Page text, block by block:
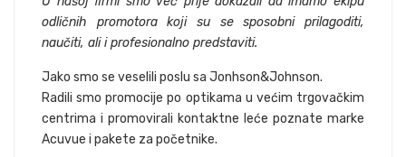
odličnih promotora koji su se sposobni prilagoditi,
naučiti, ali i profesionalno predstaviti.
Jako smo se veselili poslu sa Jonhson&Johnson.
Radili smo promocije po optikama u većim trgovačkim
centrima i promovirali kontaktne leće poznate marke
Acuvue i pakete za početnike.